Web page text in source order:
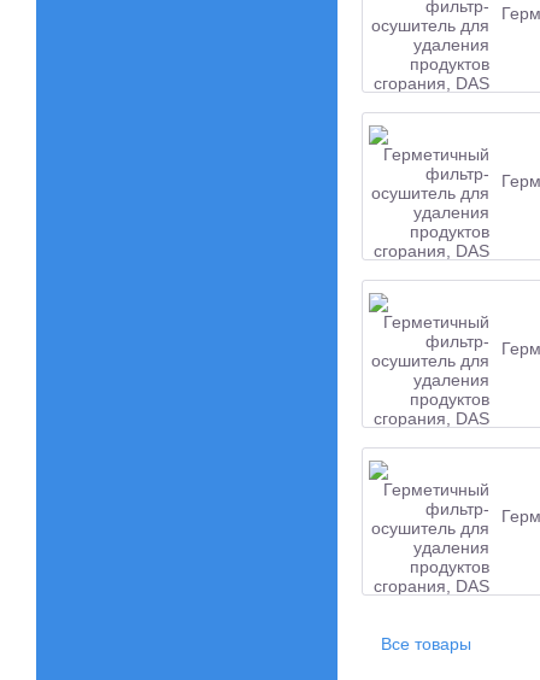
Все товары